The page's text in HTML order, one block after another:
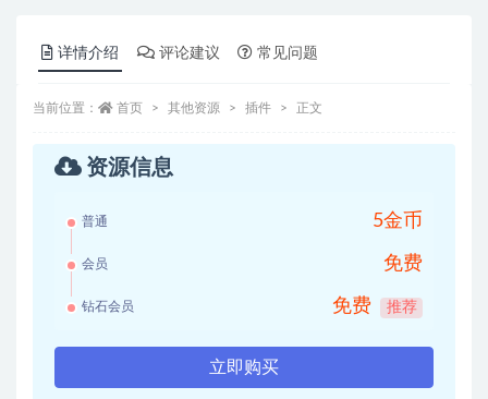
详情介绍 评论建议 常见问题
当前位置： 首页 其他资源 插件 正文
资源信息
普通 5金币
会员 免费
钻石会员 免费 推荐
立即购买